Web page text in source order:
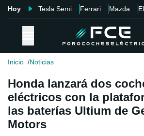
Hoy Tesla Semi Ferrari Mazda
Inicio Noticias
Honda lanzará dos
eléctricos con la
las baterías Ultium de
Motors